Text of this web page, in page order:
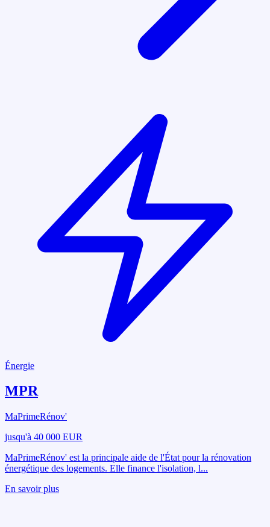
Énergie
MPR
MaPrimeRénov'
jusqu'à 40 000 EUR
MaPrimeRénov' est la principale aide de l'État pour la rénovation
énergétique des logements. Elle finance l'isolation, l...
En savoir plus